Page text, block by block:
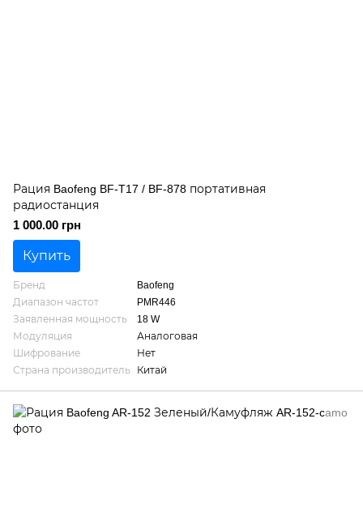
Рация Baofeng BF-T17 / BF-878 портативная
радиостанция
1 000.00 грн
Купить
Бренд
Baofeng
Диапазон частот
PMR446
Заявленная мощность
18 W
Модуляция
Аналоговая
Шифрование
Нет
Страна производитель
Китай